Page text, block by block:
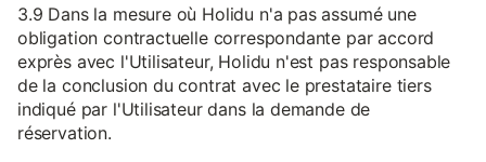
3.9 Dans la mesure où Holidu n'a pas assumé une
obligation contractuelle correspondante par accord
exprès avec l'Utilisateur, Holidu n'est pas responsable
de la conclusion du contrat avec le prestataire tiers
indiqué par l'Utilisateur dans la demande de
réservation.